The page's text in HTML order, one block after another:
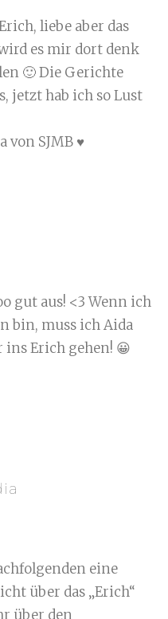
liebe aber das
es mir dort denk
🙂 Die Gerichte
jetzt hab ich so Lust
von SJMB ♥
gut aus! <3 Wenn ich
bin, muss ich Aida
ins Erich gehen! 😀
eine
über das „Erich“
über den